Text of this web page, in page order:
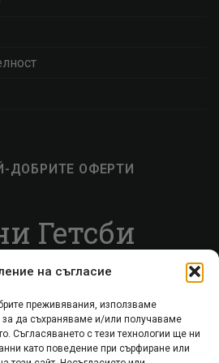
на съгласие
преживявания, използваме
за да съхраняваме и/или получаваме
Съгласяването с тези технологии ще ни
като поведение при сърфиране или
ДОБРИТЕ ОФЕРТИ
Гетсби
листата, за да получаваш
Запиши се